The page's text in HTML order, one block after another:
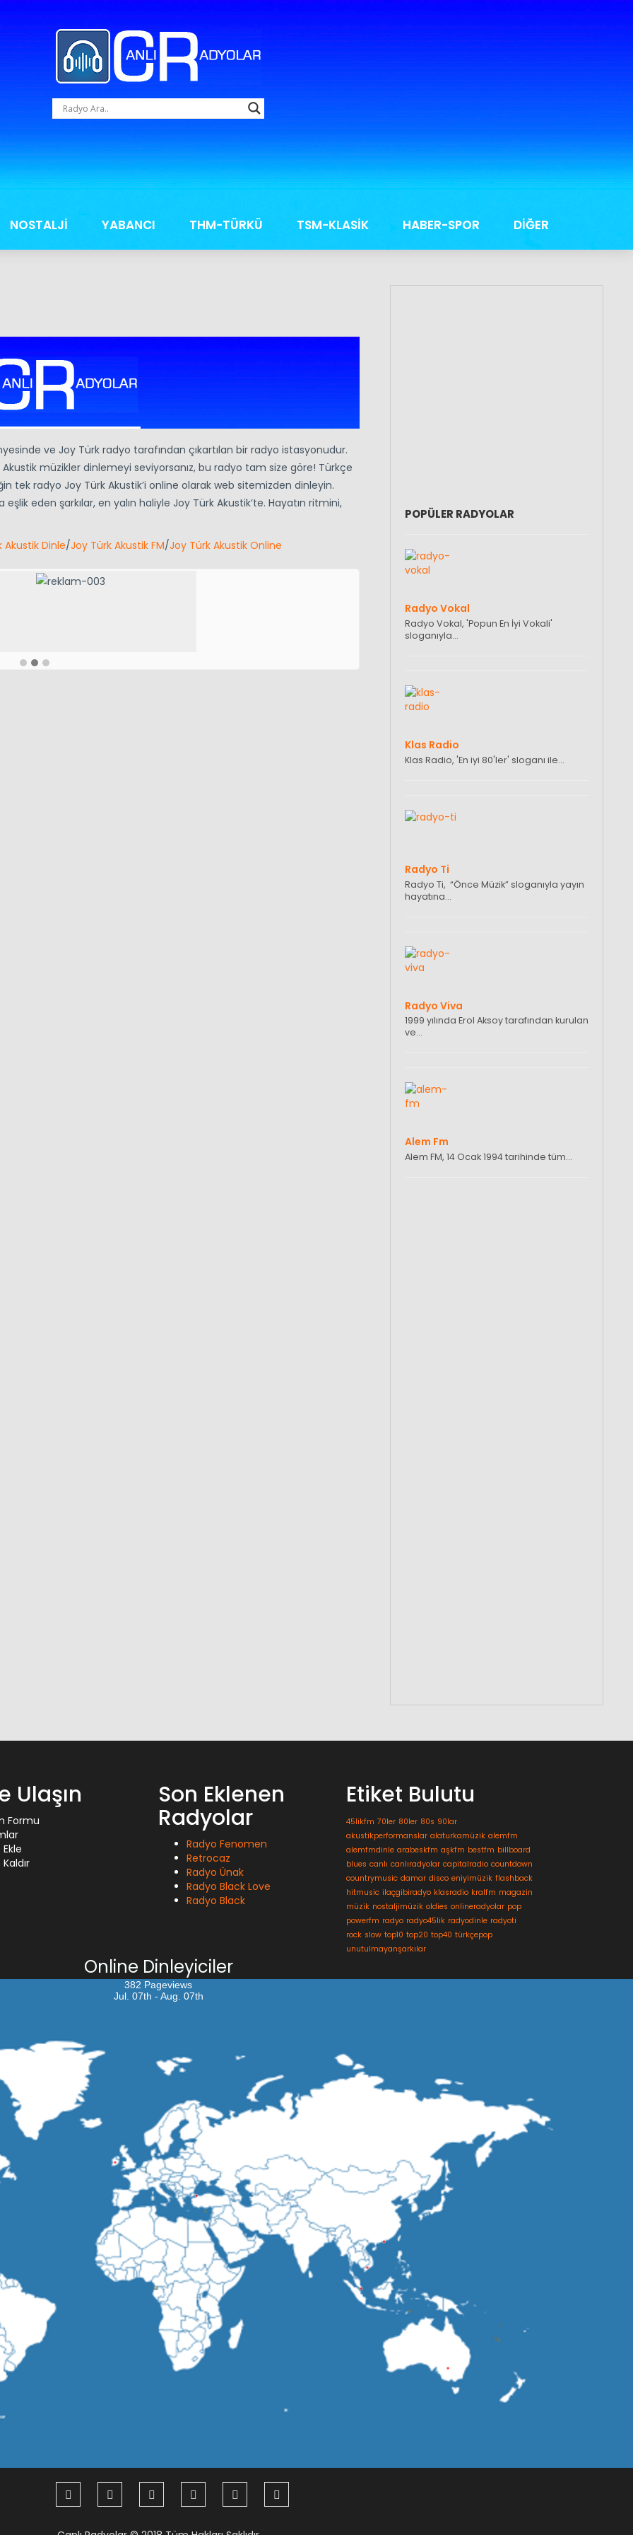
NOSTALJİ YABANCI THM-TÜRKÜ TSM-KLASİK HABER-SPOR DİĞER
ve Joy Türk radyo tarafından çıkartılan bir radyo istasyonudur.
Akustik müzikler dinlemeyi seviyorsanız, bu radyo tam size göre! Türkçe
tek radyo Joy Türk Akustik’i online olarak web sitemizden dinleyin.
eşlik eden şarkılar, en yalın haliyle Joy Türk Akustik’te. Hayatın ritmini,
Akustik Dinle/Joy Türk Akustik FM/Joy Türk Akustik Online
POPÜLER RADYOLAR
Radyo Vokal
Radyo Vokal, 'Popun En İyi Vokali'
sloganıyla…
Klas Radio
Klas Radio, 'En iyi 80'ler' sloganı ile…
Radyo Ti
Radyo Ti, “Önce Müzik” sloganıyla yayın
hayatına…
Radyo Viva
1999 yılında Erol Aksoy tarafından kurulan
ve…
Alem Fm
Alem FM, 14 Ocak 1994 tarihinde tüm…
Ulaşın
Formu
Son Eklenen
Radyolar
Radyo Fenomen
Retrocaz
Radyo Ünak
Radyo Black Love
Radyo Black
Etiket Bulutu
45likfm 70ler 80ler 80s 90lar
akustikperformanslar alaturkamüzik alemfm
alemfmdinle arabeskfm aşkfm bestfm billboard
blues canlı canlıradyolar capitalradio countdown
countrymusic damar disco eniyimüzik flashback
hitmusic ilaçgibiradyo klasradio kralfm magazin
müzik nostaljimüzik oldies onlineradyolar pop
powerfm radyo radyo45lik radyodinle radyoti
rock slow top10 top20 top40 türkçepop
unutulmayanşarkılar
Online Dinleyiciler
382 Pageviews
Jul. 07th - Aug. 07th